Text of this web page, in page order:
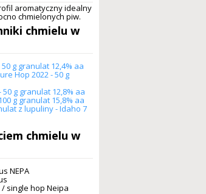
aromatyczny idealny
chmielonych piw.
chmielu w
g granulat 12,4% aa
Hop 2022 - 50 g
50 g granulat 12,8% aa
g granulat 15,8% aa
z lupuliny - Idaho 7
chmielu w
NEPA
single hop Neipa